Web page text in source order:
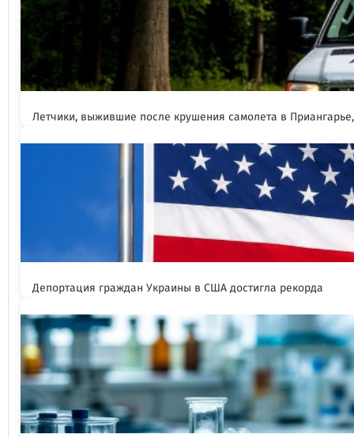
Летчики, выжившие после крушения самолета в
Депортация граждан Украины в США достигла рекорда